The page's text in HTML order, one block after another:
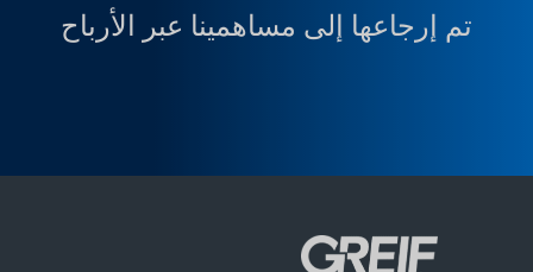
تم إرجاعها إلى مساهمينا عبر الأرباح